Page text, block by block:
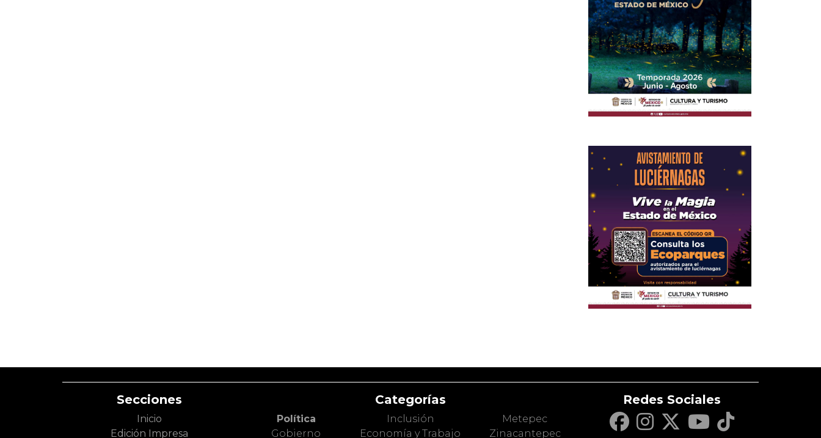
Secciones
Inicio
Edición Impresa
Categorías
Política
Gobierno
Inclusión
Economía y Trabajo
Metepec
Zinacantepec
Redes Sociales